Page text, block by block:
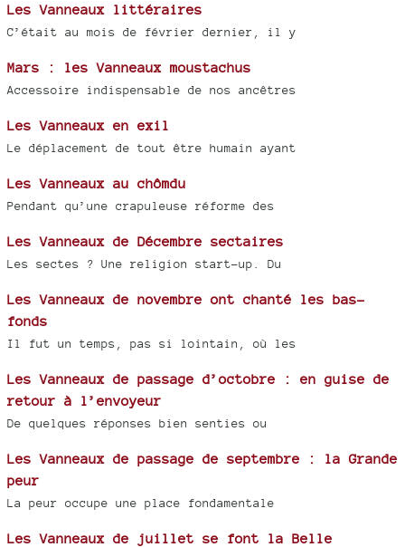
Les Vanneaux littéraires
C’était au mois de février dernier, il y
Mars : les Vanneaux moustachus
Accessoire indispensable de nos ancêtres
Les Vanneaux en exil
Le déplacement de tout être humain ayant
Les Vanneaux au chômdu
Pendant qu’une crapuleuse réforme des
Les Vanneaux de Décembre sectaires
Les sectes ? Une religion start-up. Du
Les Vanneaux de novembre ont chanté les bas-
fonds
Il fut un temps, pas si lointain, où les
Les Vanneaux de passage d’octobre : en guise de
retour à l’envoyeur
De quelques réponses bien senties ou
Les Vanneaux de passage de septembre : la Grande
peur
La peur occupe une place fondamentale
Les Vanneaux de juillet se font la Belle